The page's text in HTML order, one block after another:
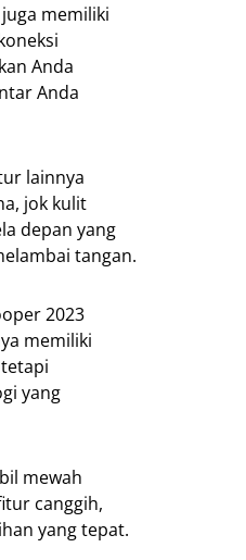
memiliki
Anda
Anda
lainnya
jok kulit
depan yang
tangan.
2023
memiliki
yang
mewah
canggih,
yang tepat.